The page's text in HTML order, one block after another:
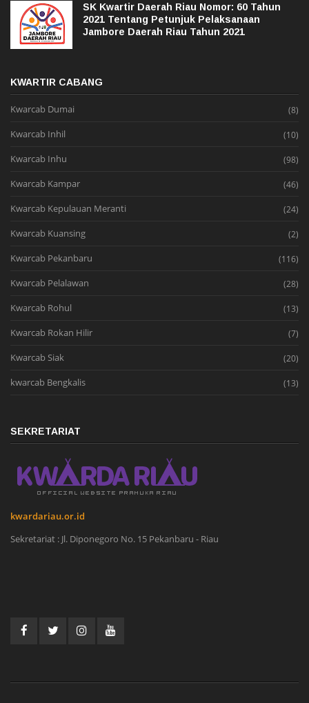
SK Kwartir Daerah Riau Nomor: 60 Tahun
2021 Tentang Petunjuk Pelaksanaan
Jambore Daerah Riau Tahun 2021
KWARTIR CABANG
Kwarcab Dumai (8)
Kwarcab Inhil (10)
Kwarcab Inhu (98)
Kwarcab Kampar (46)
Kwarcab Kepulauan Meranti (24)
Kwarcab Kuansing (2)
Kwarcab Pekanbaru (116)
Kwarcab Pelalawan (28)
Kwarcab Rohul (13)
Kwarcab Rokan Hilir (7)
Kwarcab Siak (20)
kwarcab Bengkalis (13)
SEKRETARIAT
kwardariau.or.id
Sekretariat : Jl. Diponegoro No. 15 Pekanbaru - Riau